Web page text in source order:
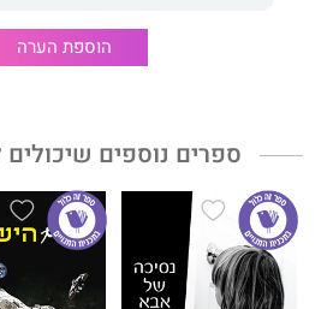
הוספת הערה
ספרים נוספים שיכולים